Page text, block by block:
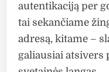
autentikaciją per
tai sekančiame
adresą, kitame –
galiausiai atsivers